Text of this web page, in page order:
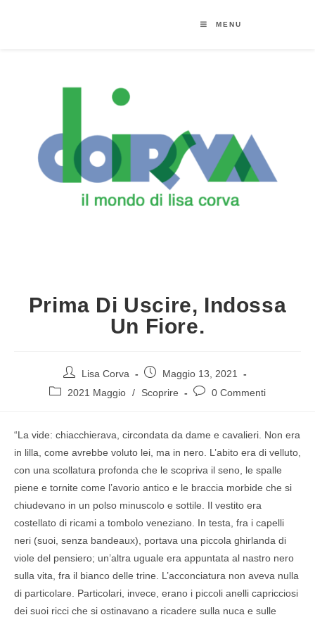
MENU
Prima Di Uscire, Indossa
Un Fiore.
Lisa Corva
Maggio 13, 2021
2021 Maggio / Scoprire 0 Commenti
“La vide: chiacchierava, circondata da dame e cavalieri. Non era
in lilla, come avrebbe voluto lei, ma in nero. L’abito era di velluto,
con una scollatura profonda che le scopriva il seno, le spalle
piene e tornite come l’avorio antico e le braccia morbide che si
chiudevano in un polso minuscolo e sottile. Il vestito era
costellato di ricami a tombolo veneziano. In testa, fra i capelli
neri (suoi, senza bandeaux), portava una piccola ghirlanda di
viole del pensiero; un’altra uguale era appuntata al nastro nero
sulla vita, fra il bianco delle trine. L’acconciatura non aveva nulla
di particolare. Particolari, invece, erano i piccoli anelli capricciosi
dei suoi ricci che si ostinavano a ricadere sulla nuca e sulle